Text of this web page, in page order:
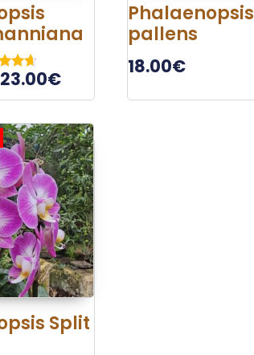
23.00€
Phalaenopsis
pallens
18.00€
Split